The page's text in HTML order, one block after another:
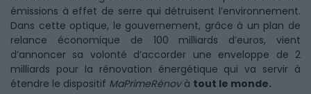
émissions à effet de serre qui détruisent l’environnement.
Dans cette optique, le gouvernement, grâce à un plan de
relance économique de 100 milliards d’euros, vient
d’annoncer sa volonté d’accorder une enveloppe de 2
milliards pour la rénovation énergétique qui va servir à
étendre le dispositif MaPrimeRénovà tout le monde.